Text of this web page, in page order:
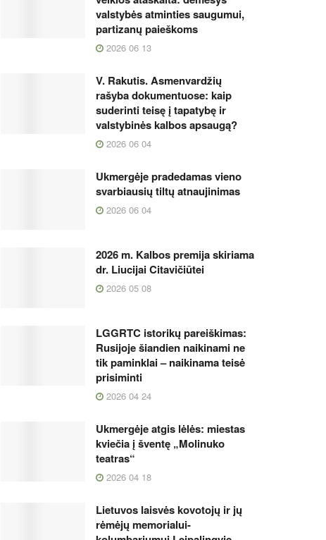
valstybės atminties saugumui,
partizanų paieškoms
2026 06 13
V. Rakutis. Asmenvardžių
rašyba dokumentuose: kaip
suderinti teisę į tapatybę ir
valstybinės kalbos apsaugą?
2026 06 04
Ukmergėje pradedamas vieno
svarbiausių tiltų atnaujinimas
2026 06 04
2026 m. Kalbos premija skiriama
dr. Liucijai Citavičiūtei
2026 05 08
LGGRTC istorikų pareiškimas:
Rusijoje šiandien naikinami ne
tik paminklai – naikinama teisė
prisiminti
2026 04 24
Ukmergėje atgis lėlės: miestas
kviečia į šventę „Molinuko
teatras“
2026 04 18
Lietuvos laisvės kovotojų ir jų
rėmėjų memorialui-